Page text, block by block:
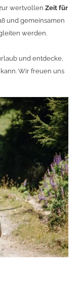
wertvollen Zeit für
und gemeinsamen
werden.
und entdecke,
Wir freuen uns